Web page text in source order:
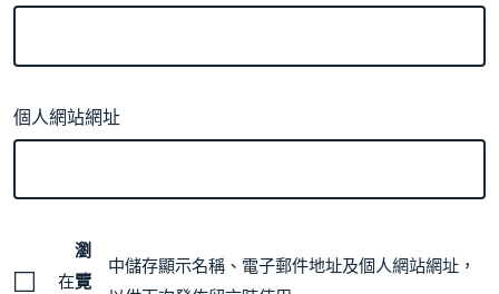
個人網站網址
在
瀏
覽
中儲存顯示名稱、電子郵件地址及個人網站網址，